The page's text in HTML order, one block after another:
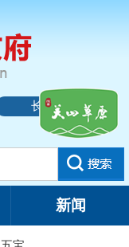
长者模式
新闻